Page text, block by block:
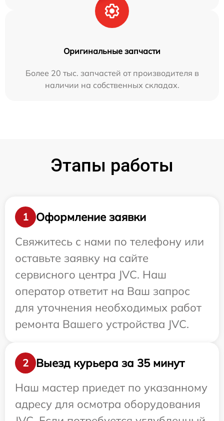
Оригинальные запчасти
Более 20 тыс. запчастей от производителя в
наличии на собственных складах.
Этапы работы
1
Оформление заявки
Свяжитесь с нами по телефону или
оставьте заявку на сайте
сервисного центра JVC. Наш
оператор ответит на Ваш запрос
для уточнения необходимых работ
ремонта Вашего устройства JVC.
2
Выезд курьера за 35 минут
Наш мастер приедет по указанному
адресу для осмотра оборудования